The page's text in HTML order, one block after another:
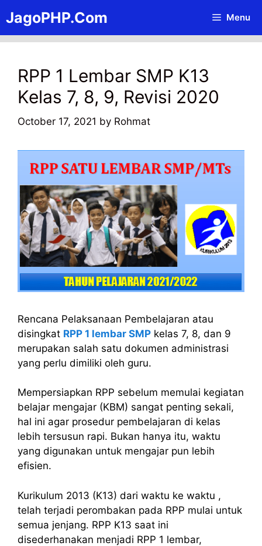
to
content
JagoPHP.Com Menu
RPP 1 Lembar SMP K13
Kelas 7, 8, 9, Revisi 2020
October 17, 2021 by Rohmat
Rencana Pelaksanaan Pembelajaran atau
disingkat RPP 1 lembar SMP kelas 7, 8, dan 9
merupakan salah satu dokumen administrasi
yang perlu dimiliki oleh guru.
Mempersiapkan RPP sebelum memulai kegiatan
belajar mengajar (KBM) sangat penting sekali,
hal ini agar prosedur pembelajaran di kelas
lebih tersusun rapi. Bukan hanya itu, waktu
yang digunakan untuk mengajar pun lebih
efisien.
Kurikulum 2013 (K13) dari waktu ke waktu ,
telah terjadi perombakan pada RPP mulai untuk
semua jenjang. RPP K13 saat ini
disederhanakan menjadi RPP 1 lembar,